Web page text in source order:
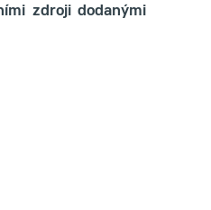
zdroji dodanými